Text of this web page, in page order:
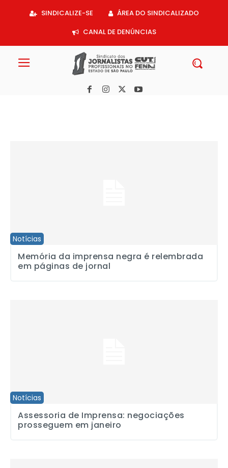
SINDICALIZE-SE
ÁREA DO SINDICALIZADO
CANAL DE DENÚNCIAS
Notícias
Memória da imprensa negra é relembrada
em páginas de jornal
Notícias
Assessoria de Imprensa: negociações
prosseguem em janeiro